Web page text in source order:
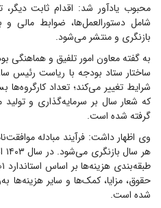
محبوب یادآور شد: اقدام ثابت
شامل دستورالعمل‌ها، ضوابط مالی
بازنگری و منتشر می‌شود.
به گفته معاون امور تلفیق و هماهنگی
ساختار ستاد بودجه با ریاست رئیس
شرایط تغییر می‌کند؛ تعداد
که شعار سال بر سرمایه‌گذاری و تولید
گرفته شده است.
وی اظهار داشت: فرآیند مبادله
حقوق، مزایا، کمک‌ها و سایر
شده است.